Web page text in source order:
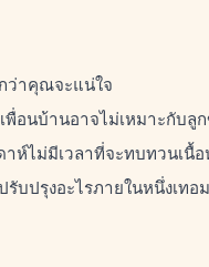
ว่าคุณจะแน่ใจ
พื่อนบ้านอาจไม่เหมาะกับลู
ห์ไม่มีเวลาที่จะทบทวนเนื้อ
บปรุงอะไรภายในหนึ่งเทอม